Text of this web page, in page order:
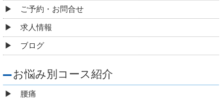
ご予約・お問合せ
求人情報
ブログ
お悩み別コース紹介
腰痛